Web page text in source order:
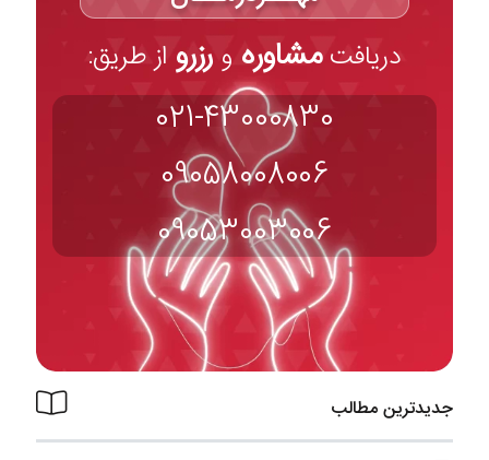
دریافتمشاوره و رزرو از طریق:
021-43000830
09058008006
09053003006
جدیدترین مطالب